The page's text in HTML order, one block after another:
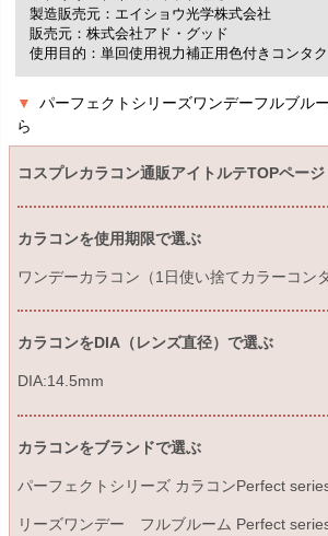
製造販売元：エイショウ光学株式会社
販売元：株式会社アド・グッド
使用目的：単回使用視力補正用色付きコンタ
▼
パーフェクトシリーズワンデーフルブル
ら
コスプレカラコン通販アイトルテTOPページ
カラコンを使用期限で選ぶ
ワンデーカラコン（1日使い捨てカラーコン
カラコンをDIA（レンズ直径）で選ぶ
DIA:14.5mm
カラコンをブランドで選ぶ
パーフェクトシリーズ カラコンPerfect
リーズワンデー フルブルーム Perfect